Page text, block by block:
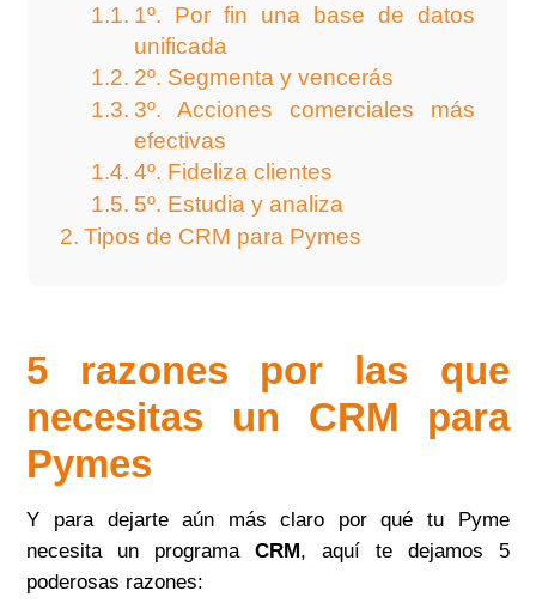
1º. Por fin una base de datos
unificada
2º. Segmenta y vencerás
3º. Acciones comerciales más
efectivas
4º. Fideliza clientes
5º. Estudia y analiza
Tipos de CRM para Pymes
5 razones por las que
necesitas un CRM para
Pymes
Y para dejarte aún más claro por qué tu Pyme
necesita un programaCRM, aquí te dejamos 5
poderosas razones: